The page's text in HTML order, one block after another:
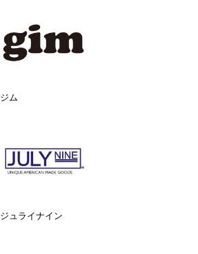
ジム
ジュライナイン